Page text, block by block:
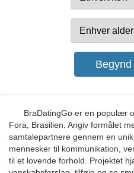
BraDatingGo er en populær
Fora, Brasilien. Angiv formålet
samtalepartnere gennem en
mennesker til kommunikation,
til et lovende forhold. Projektet